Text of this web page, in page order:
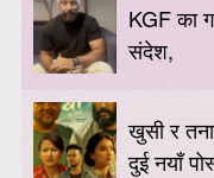
KGF का
संदेश,
खुसी र
दुई नयाँ